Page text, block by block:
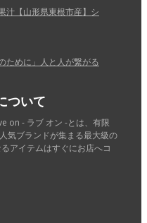
汁【山形県東根市産】シ
ために」人と人が繋がる
ついて
on - ラブ オン -とは、有限
気ブランドが集まる最大級の
アイテムはすぐにお店へコ